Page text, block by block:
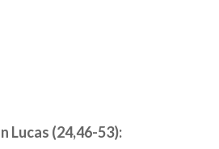
Lucas (24,46-53):